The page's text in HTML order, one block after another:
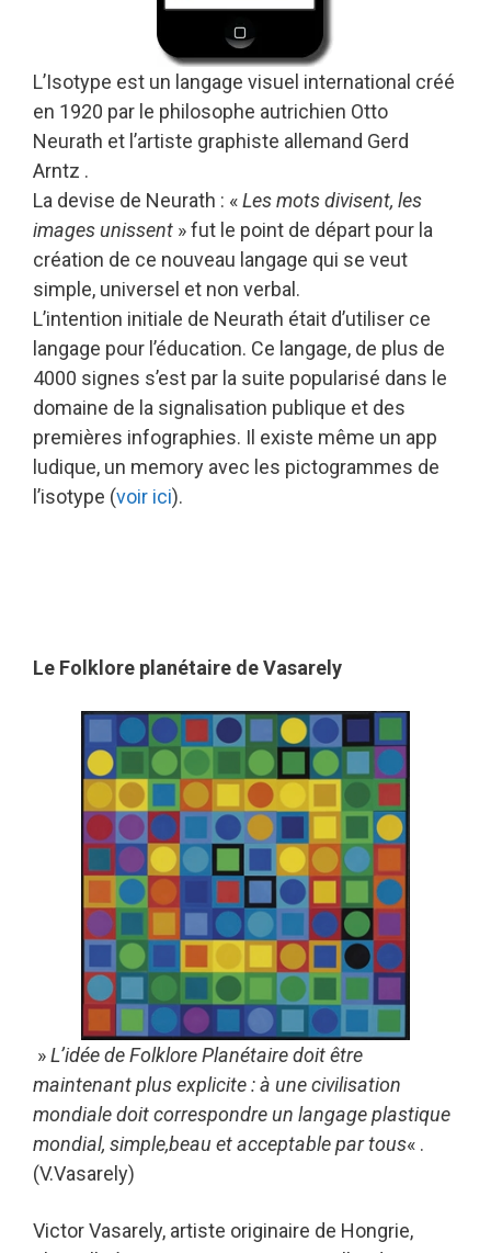
L’Isotype est un langage visuel international créé
en 1920 par le philosophe autrichien Otto
Neurath et l’artiste graphiste allemand Gerd
Arntz .
La devise de Neurath : «Les mots divisent, les
images unissent » fut le point de départ pour la
création de ce nouveau langage qui se veut
simple, universel et non verbal.
L’intention initiale de Neurath était d’utiliser ce
langage pour l’éducation. Ce langage, de plus de
4000 signes s’est par la suite popularisé dans le
domaine de la signalisation publique et des
premières infographies. Il existe même un app
ludique, un memory avec les pictogrammes de
l’isotype (voir ici).
Le Folklore planétaire de Vasarely
»L’idée de Folklore Planétaire doit être
maintenant plus explicite : à une civilisation
mondiale doit correspondre un langage plastique
mondial, simple,beau et acceptable par tous« .
(V.Vasarely)
Victor Vasarely, artiste originaire de Hongrie,